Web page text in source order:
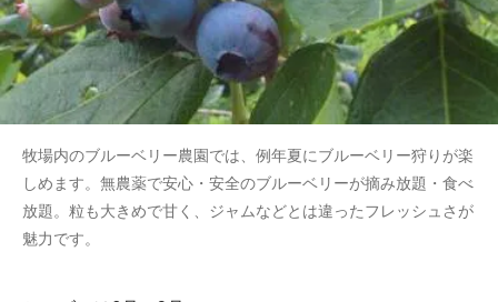
牧場内のブルーベリー農園では、例年夏にブルーベリー狩りが楽
しめます。無農薬で安心・安全のブルーベリーが摘み放題・食べ
放題。粒も大きめで甘く、ジャムなどとは違ったフレッシュさが
魅力です。